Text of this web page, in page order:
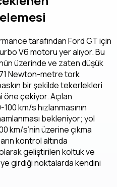
tarafından Ford GT için
V6 motoru yer alıyor. Bu
üzerinde ve zaten düşük
Newton-metre tork
bir şekilde tekerlekleri
öne çekiyor. Açılan
km/s hızlanmasının
bekleniyor; yol
km/s’nin üzerine çıkma
kontrol altında
geliştirilen koltuk ve
girdiği noktalarda kendini